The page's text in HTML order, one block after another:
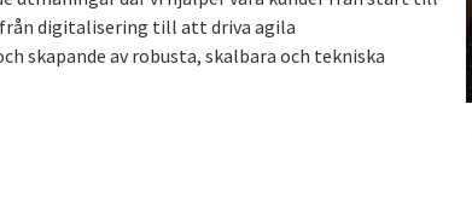
digitalisering till att driva agila
skapande av robusta, skalbara och tekniska